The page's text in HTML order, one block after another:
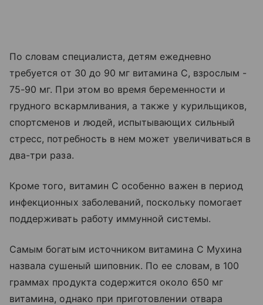
По словам специалиста, детям ежедневно
требуется от 30 до 90 мг витамина C, взрослым -
75-90 мг. При этом во время беременности и
грудного вскармливания, а также у курильщиков,
спортсменов и людей, испытывающих сильный
стресс, потребность в нем может увеличиваться в
два-три раза.
Кроме того, витамин C особенно важен в период
инфекционных заболеваний, поскольку помогает
поддерживать работу иммунной системы.
Самым богатым источником витамина C Мухина
назвала сушеный шиповник. По ее словам, в 100
граммах продукта содержится около 650 мг
витамина, однако при приготовлении отвара